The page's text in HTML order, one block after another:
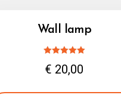
Wall lamp
5.00
uit 5
€ 20,00